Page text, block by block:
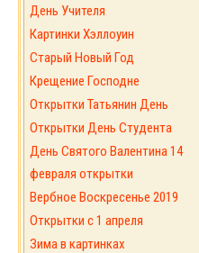
День Учителя
Картинки Хэллоуин
Старый Новый Год
Крещение Господне
Открытки Татьянин День
Открытки День Студента
День Святого Валентина 14
февраля открытки
Вербное Воскресенье 2019
Открытки с 1 апреля
Зима в картинках